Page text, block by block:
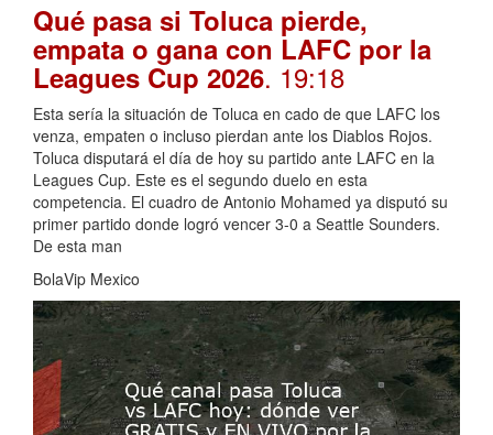
Qué pasa si Toluca pierde,
empata o gana con LAFC por la
Leagues Cup 2026. 19:18
Esta sería la situación de Toluca en cado de que LAFC los
venza, empaten o incluso pierdan ante los Diablos Rojos.
Toluca disputará el día de hoy su partido ante LAFC en la
Leagues Cup. Este es el segundo duelo en esta
competencia. El cuadro de Antonio Mohamed ya disputó su
primer partido donde logró vencer 3-0 a Seattle Sounders.
De esta man
BolaVip Mexico